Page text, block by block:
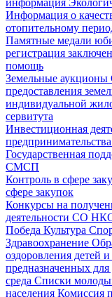
информация
Информация о
отопительному
Памятные медали
регистрация
помощь
Земельные аукционы
предоставления
индивидуальной
сервитута
Инвестиционная
предпринимательства
Государственная
СМСП
Контроль в сфере
сфере закупок
Конкурсы на
деятельности СО
Победа Культура
Здравоохранение
оздоровления детей
предназначенных для
среда Списки
населения Комиссия